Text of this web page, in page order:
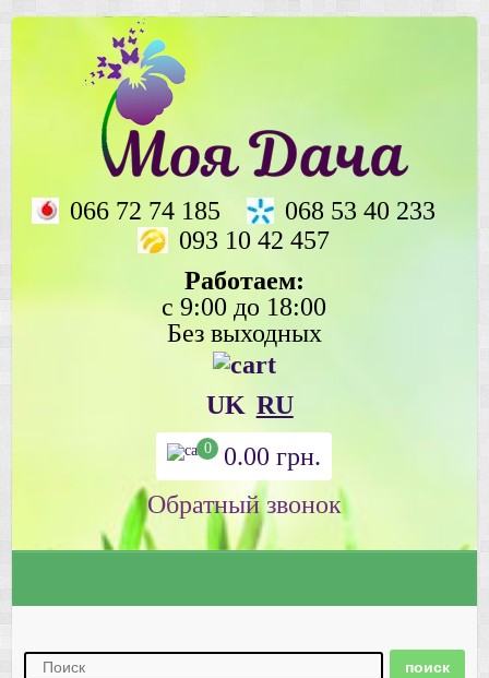
066 72 74 185
068 53 40 233
093 10 42 457
Работаем:
с 9:00 до 18:00
Без выходных
UK RU
0 0.00грн.